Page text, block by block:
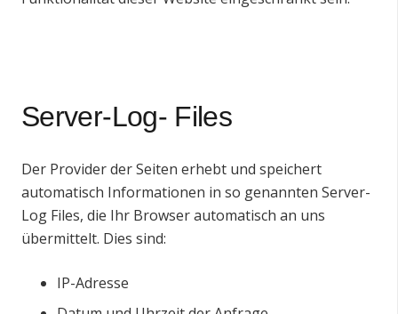
Server-Log- Files
Der Provider der Seiten erhebt und speichert
automatisch Informationen in so genannten Server-
Log Files, die Ihr Browser automatisch an uns
übermittelt. Dies sind:
IP-Adresse